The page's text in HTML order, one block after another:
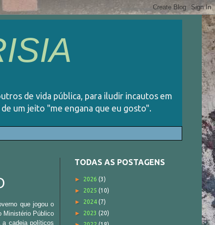
de vida pública, para iludir incautos em
um jeito "me engana que eu gosto".
que jogou o
Ministério Público
a cadeia políticos
TODAS AS POSTAGENS
► 2026 (3)
► 2025 (10)
► 2024 (7)
► 2023 (20)